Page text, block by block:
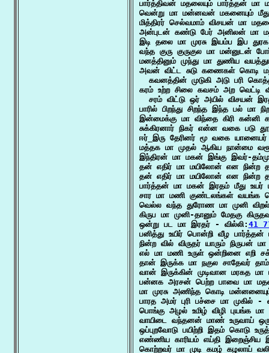
பார்த்திவன் மதலையும் பார்த்தன் மா
வென்று மா மன்னவன் மகனையும்
மித்திரர் செல்வமாம் விசயன் மா
அன்புடன் கண்டு பேர் அனிலன் மா
இடி தலை மா முரசு இயம்ப இப
வந்த குரு குருகுல மா மன்னுடன்
மனத்தினும் முந்து மா துணிய
அவன் விட்ட சுடு கணைகள் கொடி
கவனத்தின் முடுகி அடு பரி
கரம் உற்ற சிலை கவசம் அற
சரம் விட்டு ஒர் அயில் விசயன்
பாரில் பிறந்து சிறந்த இந்த பல் மா
இன்மைக்கு மா விந்தை கிரி கன்னி
சுக்கிரனார் நிகர் என்ன வகை படு
ஈர்_இரு தேரினர் மூ வகை
மத்தக மா முதல் ஆகிய நான்மை
இந்திரன் மா மகன் இங்கு இவர்-
தன் எதிர் மா மயிலோன் என
தன் எதிர் மா மயிலோன் என
பார்த்தன் மா மகன் இரதம் மீது உயர்
சார மா மணி குண்டலங்கள் வயங்க
வெல்ல வந்த துரோண மா முனி விறல்
கிருப மா முனி-தானும் மேதகு
ஒன்று பட மா இரதர் - வில்லி: 41
பனித்து உயிர் பொன்றி வீழ
நின்ற வில் விருதர் யாரும்
எல் மா மணி உருள் ஒன்றினை எறி
தான் இருக்க மா நகுல சாதேவர்
வான் இருக்கின் முடிவான மரகத
பன்னக அரசன் பெற்ற பாவை மா
மா முரசு அணிந்த கொடி
பாரத அமர் புரி பச்சை மா முகில் -
பொங்கு அழல் உமிழ் விழி புயங்க
வாயிடை வந்தனன் மாண் உருவாய்
ஒப்புறவோடு பயிற்றி இதம் கொடு
எண்ணிய காரியம் எய்தி இறைஞ்சிய
கொற்றவர் மா முடி கமழ் கழலாய்